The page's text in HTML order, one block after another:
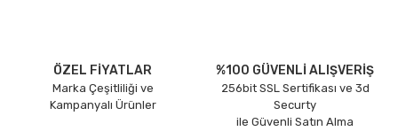
ÖZEL FİYATLAR
Marka Çeşitliliği ve
Kampanyalı Ürünler
%100 GÜVENLİ ALIŞVERİŞ
256bit SSL Sertifikası ve 3d
Securty
ile Güvenli Satın Alma